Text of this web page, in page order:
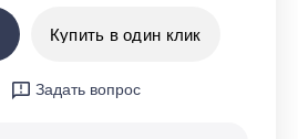
Купить в один клик
Задать вопрос